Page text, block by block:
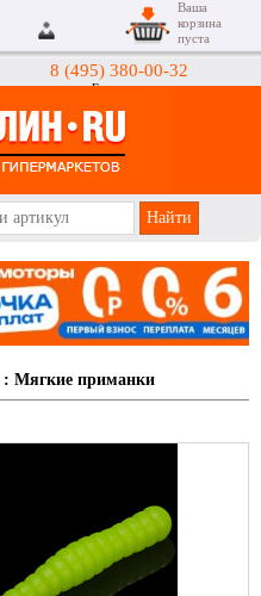
8 (495) 380-00-32
Гипермаркеты
Ваша
корзина
пуста
: Мягкие приманки